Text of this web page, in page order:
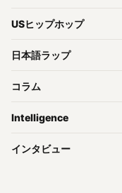
USヒップホップ
日本語ラップ
コラム
Intelligence
インタビュー